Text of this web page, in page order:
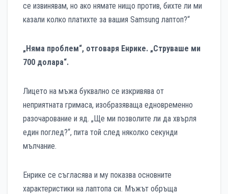
се извинявам, но ако нямате нищо против, бихте ли ми
казали колко платихте за вашия Samsung лаптоп?“
„Няма проблем“, отговаря Енрике. „Струваше ми
700 долара“.
Лицето на мъжа буквално се изкривява от
неприятната гримаса, изобразяваща едновременно
разочарование и яд. „Ще ми позволите ли да хвърля
един поглед?“, пита той след няколко секунди
мълчание.
Енрике се съгласява и му показва основните
характеристики на лаптопа си. Мъжът обръща